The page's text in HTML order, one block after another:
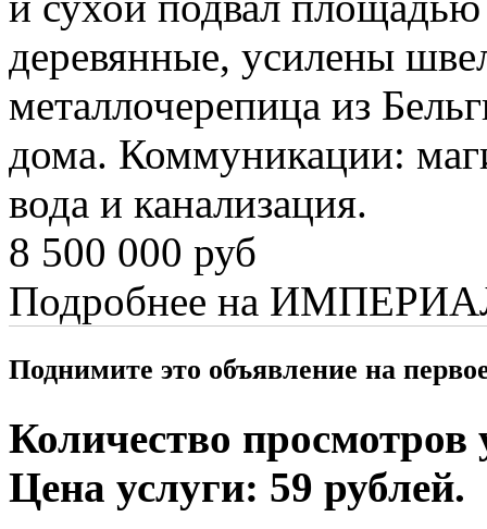
деревянные, усилены
металлочерепица из
дома. Коммуникации:
вода и канализация.
8 500 000 руб
Подробнее на
Поднимите это объявление на
Количество просмотров
Цена услуги: 59 рублей.